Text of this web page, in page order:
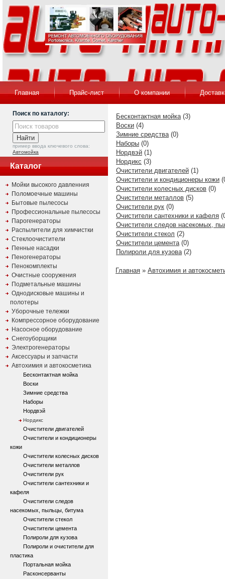
Главная Прайс-лист О компании
Поиск по каталогу:
пример ввода ключевого слова:
Автомойка
Каталог
Мойки высокого давленния
Поломоечные машины
Бытовые пылесосы
Профессиональные пылесосы
Парогенераторы
Распылители для химчистки
Стеклоочистители
Пенные насадки
Пеногенераторы
Пенокомплекты
Очистные сооружения
Подметальные машины
Однодисковые машины и
полотеры
Уборочные тележки
Компрессорное оборудование
Насосное оборудование
Снегоуборщики
Электрогенераторы
Аксессуары и запчасти
Автохимия и автокосметика
Бесконтактная мойка
Воски
Зимние средства
Наборы
Нордвэй
Нордикс
Очистители двигателей
Очистители и кондиционеры
кожи
Очистители колесных дисков
Очистители металлов
Очистители рук
Очистители сантехники и
кафеля
Очистители следов
насекомых, пыльцы, битума
Очистители стекол
Очистители цемента
Полироли для кузова
Полироли и очистители для
пластика
Портальная мойка
Расконсерванты
Бесконтактная мойка(3)
Воски (4)
Зимние средства(0)
Наборы (0)
Нордвэй (1)
Нордикс (3)
Очистители двигателей (1)
Очистители и кондиционеры кожи
Очистители колесных дисков (0)
Очистители металлов (5)
Очистители рук (0)
Очистители сантехники и кафеля
Очистители следов насекомых,
Очистители стекол (2)
Очистители цемента(0)
Полироли для кузова(2)
Главная » Автохимия и